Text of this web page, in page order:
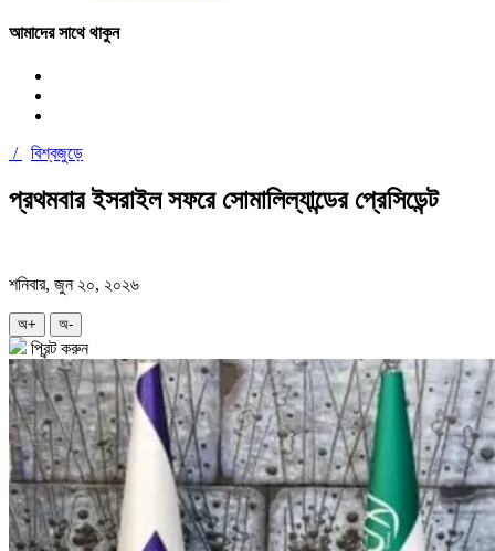
আমাদের সাথে থাকুন
/ বিশ্বজুড়ে
প্রথমবার ইসরাইল সফরে সোমালিল্যান্ডের প্রেসিডেন্ট
শনিবার, জুন ২০, ২০২৬
অ+ অ-
প্রিন্ট করুন